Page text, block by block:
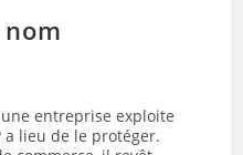
entreprise exploite
a lieu de le protéger.